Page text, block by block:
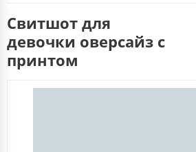
Свитшот для
девочки оверсайз с
принтом